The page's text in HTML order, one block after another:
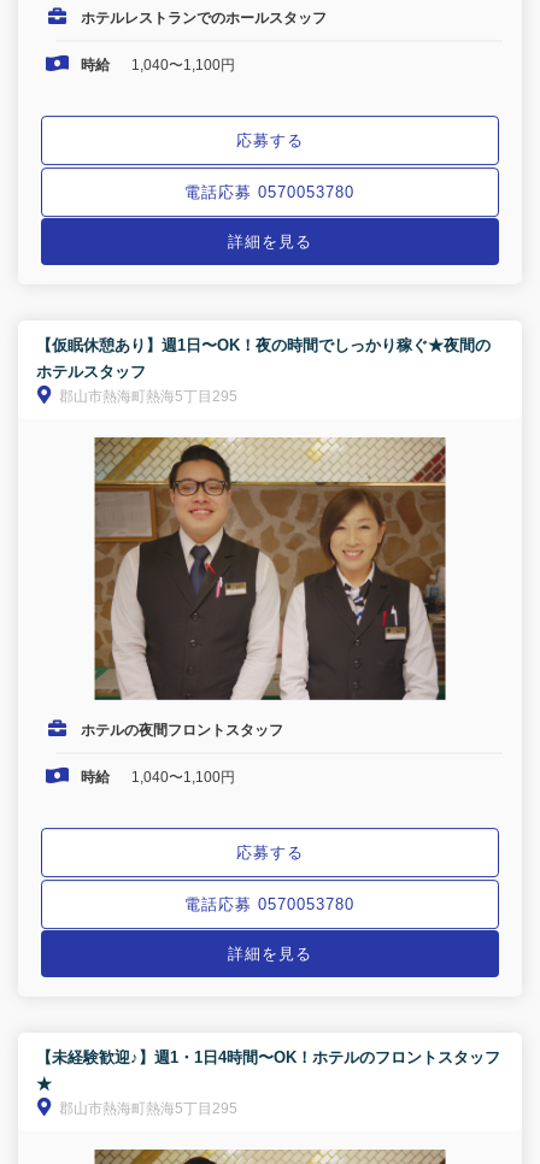
ホテルレストランでのホールスタッフ
時給 1,040〜1,100円
応募する
電話応募 0570053780
詳細を見る
【仮眠休憩あり】週1日〜OK！夜の時間でしっかり稼ぐ★夜間の
ホテルスタッフ
郡山市熱海町熱海5丁目295
ホテルの夜間フロントスタッフ
時給 1,040〜1,100円
応募する
電話応募 0570053780
詳細を見る
【未経験歓迎♪】週1・1日4時間〜OK！ホテルのフロントスタッフ
★
郡山市熱海町熱海5丁目295